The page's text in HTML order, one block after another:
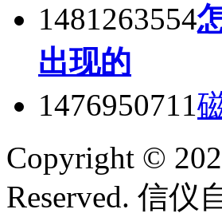
1481263554
出现的
1476950711
Copyright ©
Reserved. 信